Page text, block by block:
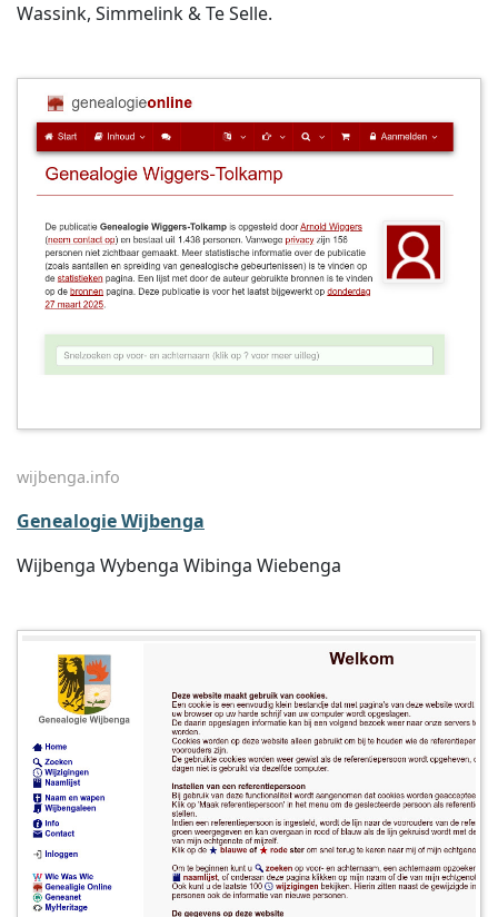
Wassink, Simmelink & Te Selle.
wijbenga.info
Genealogie Wijbenga
Wijbenga Wybenga Wibinga Wiebenga